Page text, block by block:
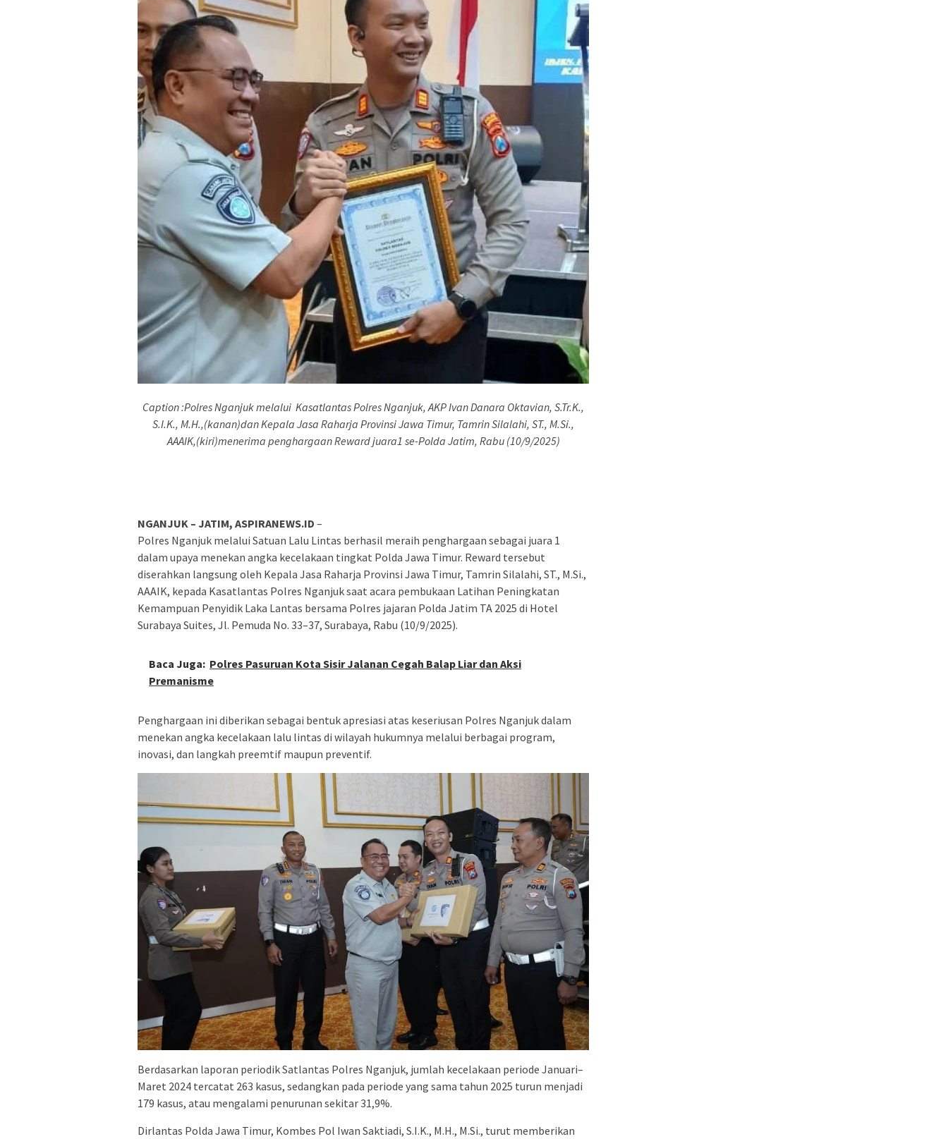
Caption :Polres Nganjuk melalui Kasatlantas Polres Nganjuk, AKP Ivan Danara Oktavian, S.Tr.K.,
S.I.K., M.H.,(kanan)dan Kepala Jasa Raharja Provinsi Jawa Timur, Tamrin Silalahi, ST., M.Si.,
AAAIK,(kiri)menerima penghargaan Reward juara1 se-Polda Jatim, Rabu (10/9/2025)
NGANJUK – JATIM, ASPIRANEWS.ID –
Polres Nganjuk melalui Satuan Lalu Lintas berhasil meraih penghargaan sebagai juara 1
dalam upaya menekan angka kecelakaan tingkat Polda Jawa Timur. Reward tersebut
diserahkan langsung oleh Kepala Jasa Raharja Provinsi Jawa Timur, Tamrin Silalahi, ST., M.Si.,
AAAIK, kepada Kasatlantas Polres Nganjuk saat acara pembukaan Latihan Peningkatan
Kemampuan Penyidik Laka Lantas bersama Polres jajaran Polda Jatim TA 2025 di Hotel
Surabaya Suites, Jl. Pemuda No. 33–37, Surabaya, Rabu (10/9/2025).
Baca Juga: Polres Pasuruan Kota Sisir Jalanan Cegah Balap Liar dan Aksi
Premanisme
Penghargaan ini diberikan sebagai bentuk apresiasi atas keseriusan Polres Nganjuk dalam
menekan angka kecelakaan lalu lintas di wilayah hukumnya melalui berbagai program,
inovasi, dan langkah preemtif maupun preventif.
Berdasarkan laporan periodik Satlantas Polres Nganjuk, jumlah kecelakaan periode Januari–
Maret 2024 tercatat 263 kasus, sedangkan pada periode yang sama tahun 2025 turun menjadi
179 kasus, atau mengalami penurunan sekitar 31,9%.
Dirlantas Polda Jawa Timur, Kombes Pol Iwan Saktiadi, S.I.K., M.H., M.Si., turut memberikan